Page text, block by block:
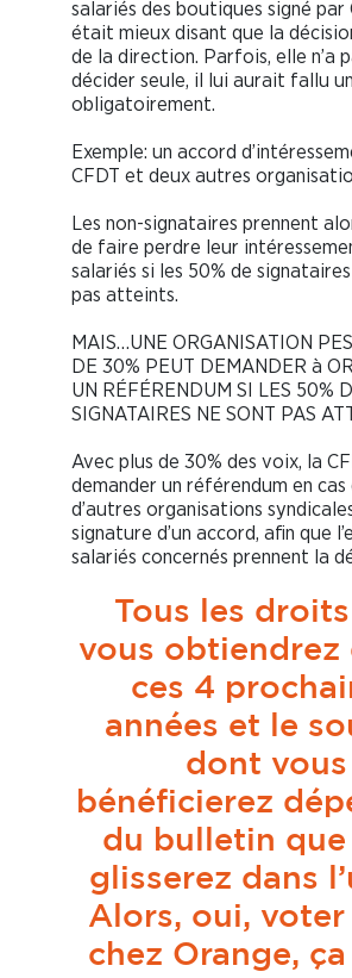
salariés des boutiques signé par
était mieux disant que la
de la direction. Parfois, elle n’a
décider seule, il lui aurait fallu
obligatoirement.
Exemple: un accord
CFDT et deux autres
Les non-signataires prennent
de faire perdre leur
salariés si les 50% de
pas atteints.
MAIS…UNE ORGANISATION
DE 30% PEUT DEMANDER à
UN RÉFÉRENDUM SI LES 50%
SIGNATAIRES NE SONT PAS
Avec plus de 30% des voix, la
demander un référendum en cas
d’autres organisations
signature d’un accord, afin que
salariés concernés prennent la
Tous les
vous obtiendrez
ces 4
années et le
dont vous
bénéficierez
du bulletin que
glisserez dans
Alors, oui, voter
chez Orange,